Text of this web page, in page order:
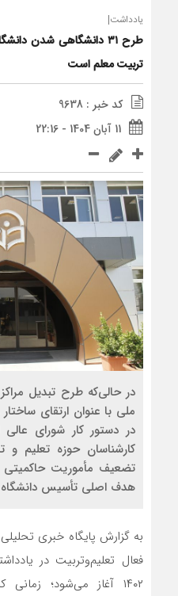
یادداشت|
طرح ۳۱ دانشگاهی شدن
تربیت معلم است
کد خبر : 9638
11 آبان 1404 - 22:16
ملی با عنوان ارتقای
در دستور کار شورای عالی
کارشناسان حوزه تعلیم
تضعیف مأموریت
هدف اصلی تأسیس دانشگاه
به گزارش پایگاه خبری
فعال تعلیم‌وتربیت در
۱۴۰۲ آغاز می‌شود؛